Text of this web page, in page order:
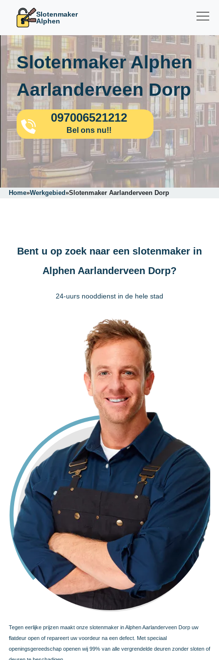
Slotenmaker
Alphen
Slotenmaker Alphen
Aarlanderveen Dorp
097006521212
Bel ons nu!!
Home»Werkgebied»Slotenmaker Aarlanderveen Dorp
Bent u op zoek naar een slotenmaker in
Alphen Aarlanderveen Dorp?
24-uurs nooddienst in de hele stad
Tegen eerlijke prijzen maakt onze slotenmaker in Alphen Aarlanderveen Dorp uw
flatdeur open of repareert uw voordeur na een defect. Met speciaal
openingsgereedschap openen wij 99% van alle vergrendelde deuren zonder sloten of